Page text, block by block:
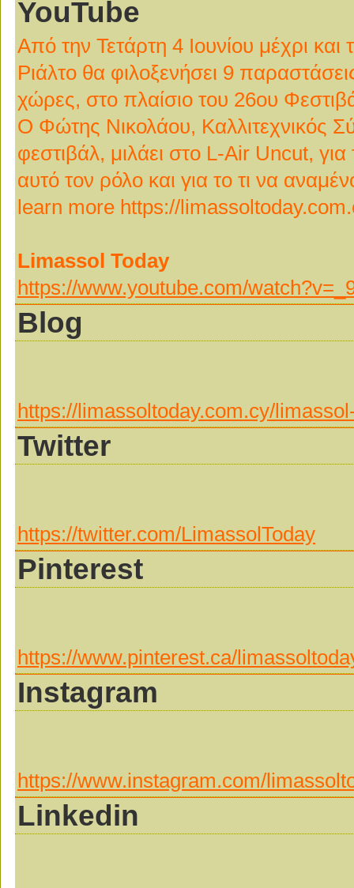
YouTube
Από την Τετάρτη 4 Ιουνίου μέχρι
Ριάλτο θα φιλοξενήσει 9
χώρες, στο πλαίσιο του 26ου
Ο Φώτης Νικολάου, Καλλιτεχνικός
φεστιβάλ, μιλάει στο L-Air Uncut,
αυτό τον ρόλο και για το τι να
learn more https://
Limassol Today
https://www.youtube.com/
Blog
https://limassoltoday.com.cy/
Twitter
https://twitter.com/LimassolToday
Pinterest
https://www.pinterest.ca/
Instagram
https://www.instagram.com/
Linkedin